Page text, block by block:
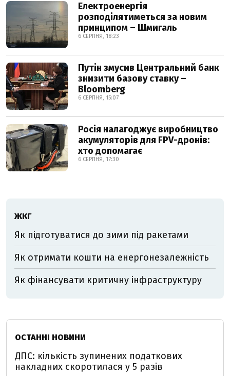
Електроенергія
розподілятиметься за новим
принципом – Шмигаль
6 СЕРПНЯ, 18:23
Путін змусив Центральний банк
знизити базову ставку –
Bloomberg
6 СЕРПНЯ, 15:07
Росія налагоджує виробництво
акумуляторів для FPV-дронів:
хто допомагає
6 СЕРПНЯ, 17:30
ЖКГ
Як підготуватися до зими під ракетами
Як отримати кошти на енергонезалежність
Як фінансувати критичну інфраструктуру
ОСТАННІ НОВИНИ
ДПС: кількість зупинених податкових
накладних скоротилася у 5 разів